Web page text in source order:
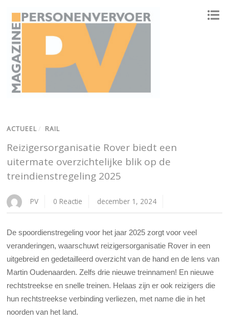
ACTUEEL / RAIL
Reizigersorganisatie Rover biedt een
uitermate overzichtelijke blik op de
treindienstregeling 2025
PV 0 Reactie december 1, 2024
De spoordienstregeling voor het jaar 2025 zorgt voor veel
veranderingen, waarschuwt reizigersorganisatie Rover in een
uitgebreid en gedetailleerd overzicht van de hand en de lens van
Martin Oudenaarden. Zelfs drie nieuwe treinnamen! En nieuwe
rechtstreekse en snelle treinen. Helaas zijn er ook reizigers die
hun rechtstreekse verbinding verliezen, met name die in het
noorden van het land.